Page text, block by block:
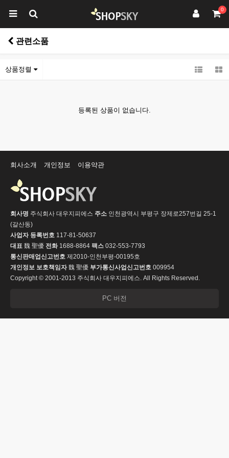
0
관련소품
상품정렬
등록된 상품이 없습니다.
회사소개 개인정보 이용약관
회사명 주식회사 대우지피에스 주소 인천광역시 부평구 장제로257번길 25-1
(갈산동)
사업자 등록번호 117-81-50637
대표 魏 聖優 전화1688-8864 팩스 032-553-7793
통신판매업신고번호 제2010-인천부평-00195호
개인정보 보호책임자魏 聖優 부가통신사업신고번호 009954
Copyright © 2001-2013 주식회사 대우지피에스. All Rights Reserved.
PC 버전